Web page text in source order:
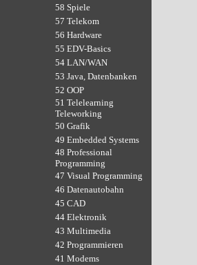
58 Spiele
57 Telekom
56 Hardware
55 EDV-Basics
54 LAN/WAN
53 Java, Datenbanken
52 OOP
51 Telelearning
Teleworking
50 Grafik
49 Embedded Systems
48 Professional
Programming
47 Visual Programming
46 Datenautobahn
45 CAD
44 Elektronik
43 Multimedia
42 Programmieren
41 Modems